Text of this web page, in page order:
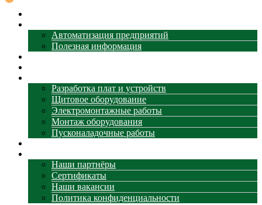
Автоматизация предприятий
Полезная информация
Разработка плат и устройств
Щитовое оборудование
Электромонтажные работы
Монтаж оборудования
Пусконаладочные работы
Наши партнёры
Сертификаты
Наши вакансии
Политика конфиденциальности